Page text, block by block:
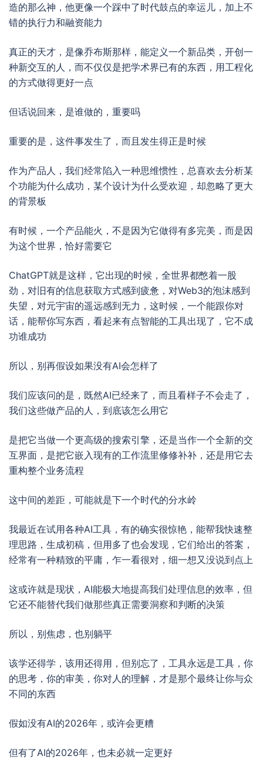
造的那么神，他更像一个踩中了时代鼓点的幸运儿，加上不
错的执行力和融资能力
真正的天才，是像乔布斯那样，能定义一个新品类，开创一
种新交互的人，而不仅仅是把学术界已有的东西，用工程化
的方式做得更好一点
但话说回来，是谁做的，重要吗
重要的是，这件事发生了，而且发生得正是时候
作为产品人，我们经常陷入一种思维惯性，总喜欢去分析某
个功能为什么成功，某个设计为什么受欢迎，却忽略了更大
的背景板
有时候，一个产品能火，不是因为它做得有多完美，而是因
为这个世界，恰好需要它
ChatGPT就是这样，它出现的时候，全世界都憋着一股
劲，对旧有的信息获取方式感到疲惫，对Web3的泡沫感到
失望，对元宇宙的遥远感到无力，这时候，一个能跟你对
话，能帮你写东西，看起来有点智能的工具出现了，它不成
功谁成功
所以，别再假设如果没有AI会怎样了
我们应该问的是，既然AI已经来了，而且看样子不会走了，
我们这些做产品的人，到底该怎么用它
是把它当做一个更高级的搜索引擎，还是当作一个全新的交
互界面，是把它嵌入现有的工作流里修修补补，还是用它去
重构整个业务流程
这中间的差距，可能就是下一个时代的分水岭
我最近在试用各种AI工具，有的确实很惊艳，能帮我快速整
理思路，生成初稿，但用多了也会发现，它们给出的答案，
经常有一种精致的平庸，乍一看很对，细一想又没说到点上
这或许就是现状，AI能极大地提高我们处理信息的效率，但
它还不能替代我们做那些真正需要洞察和判断的决策
所以，别焦虑，也别躺平
该学还得学，该用还得用，但别忘了，工具永远是工具，你
的思考，你的审美，你对人的理解，才是那个最终让你与众
不同的东西
假如没有AI的2026年，或许会更糟
但有了AI的2026年，也未必就一定更好